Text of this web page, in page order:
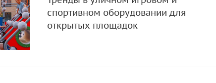
спортивном оборудовании для
открытых площадок